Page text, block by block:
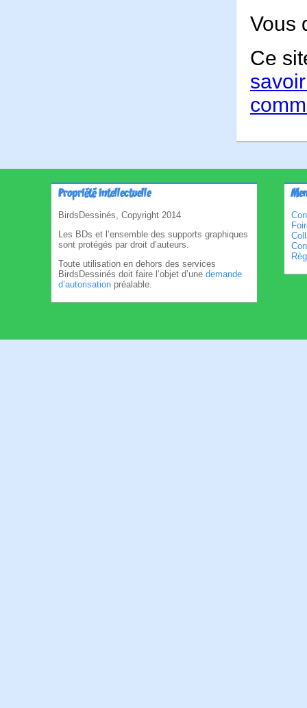
Vous
Ce
Propriété intellectuelle
BirdsDessinés, Copyright 2014
Les BDs et l’ensemble des supports graphiques
sont protégés par droit d’auteurs.
Toute utilisation en dehors des services
BirdsDessinés doit faire l’objet d’une demande
d’autorisation préalable.